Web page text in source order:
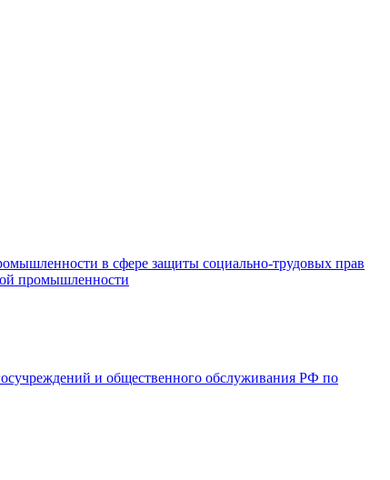
в сфере защиты социально-трудовых прав
промышленности
и общественного обслуживания РФ по